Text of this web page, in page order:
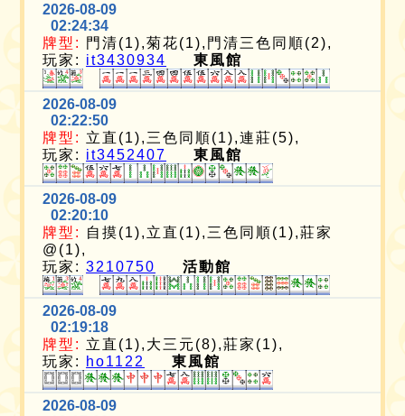
2026-08-09
02:24:34
牌型:
門清(1),菊花(1),門清三色同順(2),
玩家: it3430934 東風館
2026-08-09
02:22:50
牌型: 立直(1),三色同順(1),連莊(5),
玩家: it3452407 東風館
2026-08-09
02:20:10
牌型:
自摸(1),立直(1),三色同順(1),莊家
@(1),
玩家:3210750 活動館
2026-08-09
02:19:18
牌型: 立直(1),大三元(8),莊家(1),
玩家:
ho1122 東風館
2026-08-09